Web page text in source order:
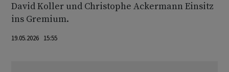
David Koller und Christophe Ackermann Einsitz
ins Gremium.
19.05.2026 15:55